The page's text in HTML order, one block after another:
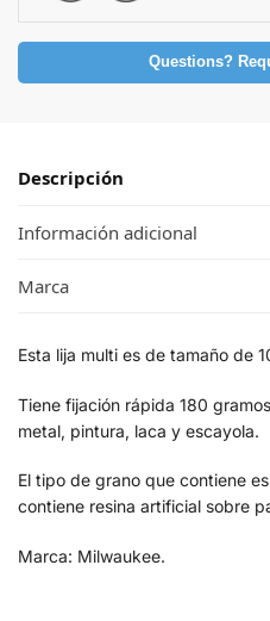
Questions?
Descripción
Información adicional
Marca
Esta lija multi es de tamaño de
Tiene fijación rápida 180
metal, pintura, laca y escayola.
El tipo de grano que contiene
contiene resina artificial sobre
Marca: Milwaukee.